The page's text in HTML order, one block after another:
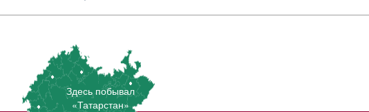
Здесь побывал
«Татарстан»